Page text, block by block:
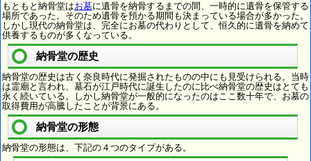
もともと納骨堂はお墓に遺骨を納骨するまでの間、一時的に遺骨を保管する
場所であった。そのため遺骨を預かる期間も決まっている場合が多かった。
しかし現代の納骨堂は、完全にお墓の代わりとして、恒久的に遺骨を納めて
供養するものが多くなっている。
納骨堂の歴史
納骨堂の歴史は古く奈良時代に発掘されたものの中にも見受けられる。当時
は霊廟と言われ、墓石が江戸時代に誕生したのに比べ納骨堂の歴史はとても
永く続いている。しかし納骨堂が一般的になったのはここ数十年で、お墓の
取得費用が高騰したことが背景にある。
納骨堂の形態
納骨堂の形態は、下記の４つのタイプがある。